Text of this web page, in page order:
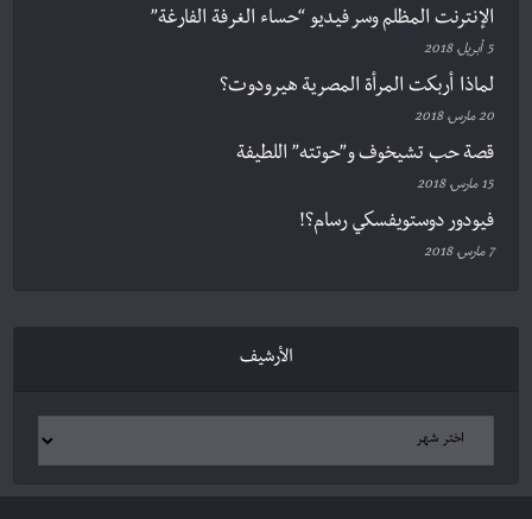
الإنترنت المظلم وسر فيديو “حساء الغرفة الفارغة”
5 أبريل، 2018
لماذا أربكت المرأة المصرية هيرودوت؟
20 مارس، 2018
قصة حب تشيخوف و”حوتته” اللطيفة
15 مارس، 2018
فيودور دوستويفسكي رسام؟!
7 مارس، 2018
الأرشيف